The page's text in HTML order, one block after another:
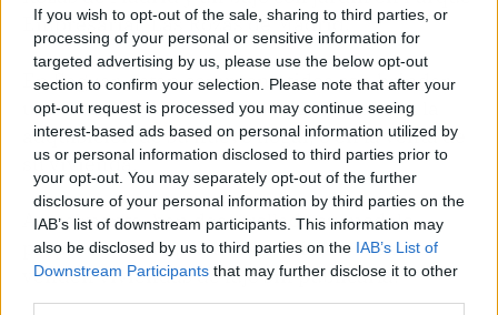
If you wish to opt-out of the sale, sharing to third parties, or
processing of your personal or sensitive information for
targeted advertising by us, please use the below opt-out
section to confirm your selection. Please note that after your
opt-out request is processed you may continue seeing
interest-based ads based on personal information utilized by
us or personal information disclosed to third parties prior to
your opt-out. You may separately opt-out of the further
disclosure of your personal information by third parties on the
IAB’s list of downstream participants. This information may
also be disclosed by us to third parties on the IAB’s List of
Downstream Participants that may further disclose it to other
Empresarial, Las Rozas de Madrid.
En Saguar, están comprometidos con brindar
una experiencia única y personalizada en la
adquisición de su nuevo hogar, o en la venta de
su vivienda.
Actualmente, han desarrollado su modelo
propio de venta privada, mediante el cual
venden viviendas de lujo sin publicarla.